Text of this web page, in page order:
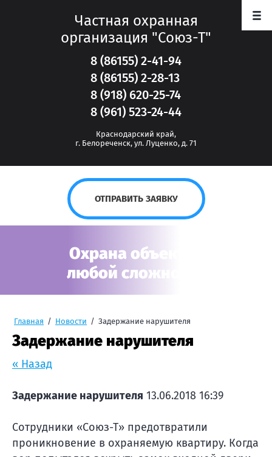
Частная охранная
организация "Союз-Т"
8 (86155) 2-41-94
8 (86155) 2-28-13
8 (918) 620-25-74
8 (961) 523-24-44
Краснодарский край,
г. Белореченск, ул. Луценко, д. 71
ОТПРАВИТЬ ЗАЯВКУ
Охрана объектов
любой сложности
Главная / Новости / Задержание нарушителя
Задержание нарушителя
« Назад
Задержание нарушителя 13.06.2018 16:39
Сотрудники «Союз-Т» предотвратили
проникновение в охраняемую квартиру. Когда